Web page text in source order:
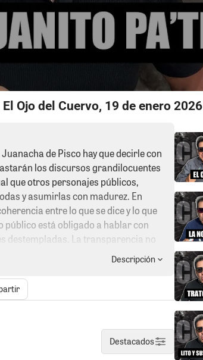
Ojo del Cuervo, 19 de enero 2026
de Pisco hay que decirle con
los discursos grandilocuentes
que otros personajes públicos,
y asumirlas con madurez. En
entre lo que se dice y lo que
público está obligado a hablar con
destempladas. La transparencia no
sucia? No. Es el costo de exponerse
Quien busca representar al pueblo
mismo y con los electores, sin
no le gustan. La política no es
con más procesos abiertos en el
Descripción
Destacados